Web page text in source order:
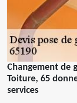
Changement de
Toiture, 65
services